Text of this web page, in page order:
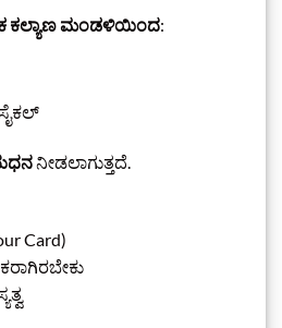
ಕಲ್ಯಾಣ ಮಂಡಳಿಯಿಂದ:
ನೀಡಲಾಗುತ್ತದೆ.
Card)